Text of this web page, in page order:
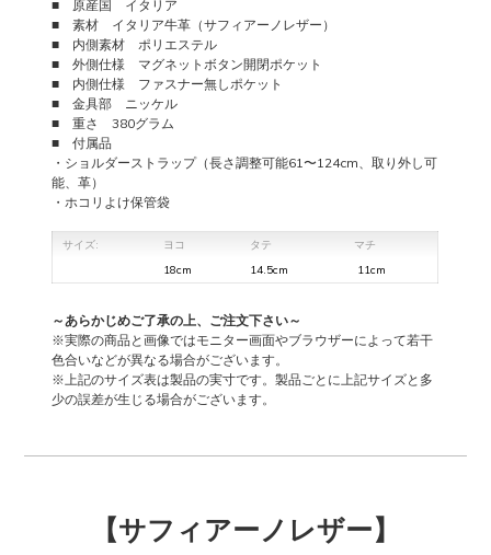
■ 原産国 イタリア
■ 素材 イタリア牛革（サフィアーノレザー）
■ 内側素材 ポリエステル
■ 外側仕様 マグネットボタン開閉ポケット
■ 内側仕様 ファスナー無しポケット
■ 金具部 ニッケル
■ 重さ 380グラム
■ 付属品
・ショルダーストラップ（長さ調整可能61〜124cm、取り外し可
能、革）
・ホコリよけ保管袋
サイズ: ヨコ タテ
マチ
18cm
14.5cm 11cm
～あらかじめご了承の上、ご注文下さい～
※実際の商品と画像ではモニター画面やブラウザーによって若干
色合いなどが異なる場合がございます。
※上記のサイズ表は製品の実寸です。製品ごとに上記サイズと多
少の誤差が生じる場合がございます。
【サフィアーノレザー】